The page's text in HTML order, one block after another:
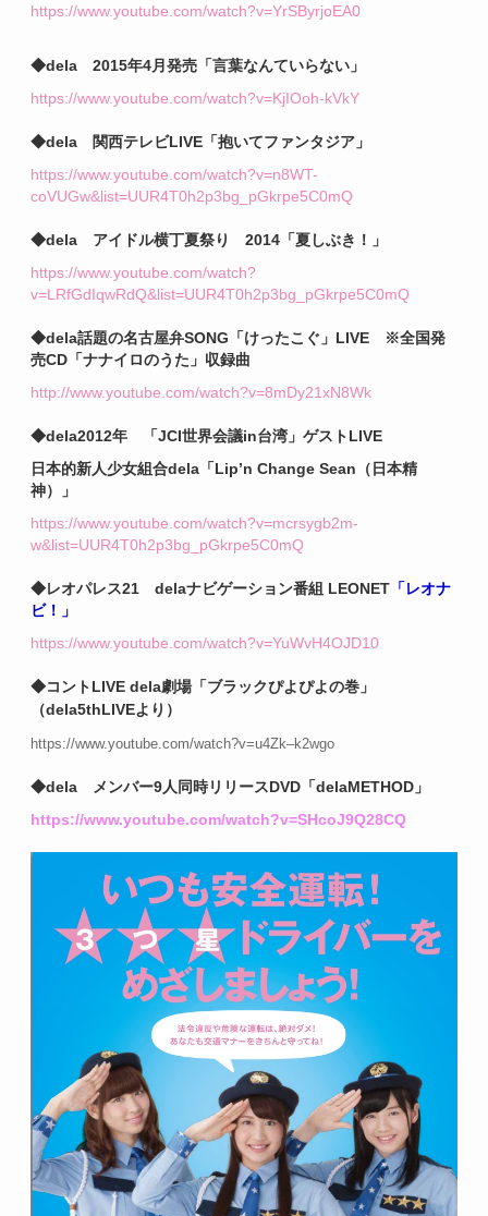
https://www.youtube.com/watch?v=YrSByrjoEA0
◆dela 2015年4月発売「言葉なんていらない」
https://www.youtube.com/watch?v=KjIOoh-kVkY
◆dela 関西テレビLIVE「抱いてファンタジア」
https://www.youtube.com/watch?v=n8WT-
coVUGw&list=UUR4T0h2p3bg_pGkrpe5C0mQ
◆dela アイドル横丁夏祭り 2014「夏しぶき！」
https://www.youtube.com/watch?
v=LRfGdIqwRdQ&list=UUR4T0h2p3bg_pGkrpe5C0mQ
◆dela話題の名古屋弁SONG 「けったこぐ」LIVE ※全国発
売CD「ナナイロのうた」収録曲
http://www.youtube.com/watch?v=8mDy21xN8Wk
◆dela2012年 「JCI世界会議in台湾」ゲストLIVE
日本的新人少女組合dela「Lip’n Change Sean（日本精
神）」
https://www.youtube.com/watch?v=mcrsygb2m-
w&list=UUR4T0h2p3bg_pGkrpe5C0mQ
◆レオパレス21 delaナビゲーション番組 LEONET「レオナ
ビ！」
https://www.youtube.com/watch?v=YuWvH4OJD10
◆コントLIVE dela劇場「ブラックぴよぴよの巻」
（dela5thLIVEより）
https://www.youtube.com/watch?v=u4Zk–k2wgo
◆dela メンバー9人同時リリースDVD「delaMETHOD」
https://www.youtube.com/watch?v=SHcoJ9Q28CQ